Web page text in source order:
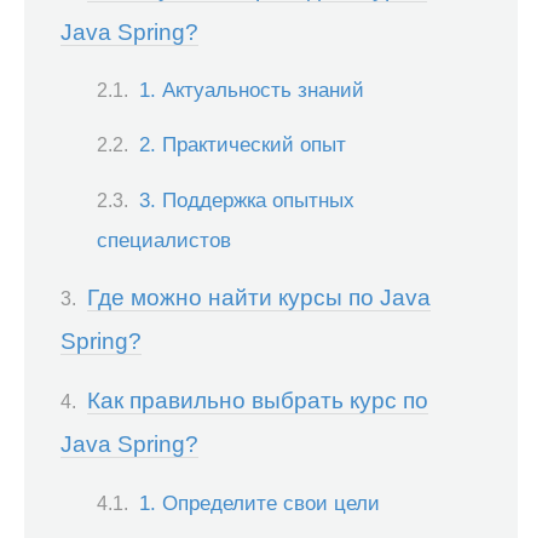
Java Spring?
1. Актуальность знаний
2. Практический опыт
3. Поддержка опытных
специалистов
Где можно найти курсы по Java
Spring?
Как правильно выбрать курс по
Java Spring?
1. Определите свои цели